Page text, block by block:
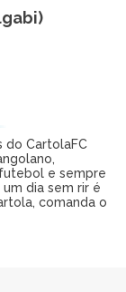
do CartolaFC
e sempre
dia sem rir é
comanda o